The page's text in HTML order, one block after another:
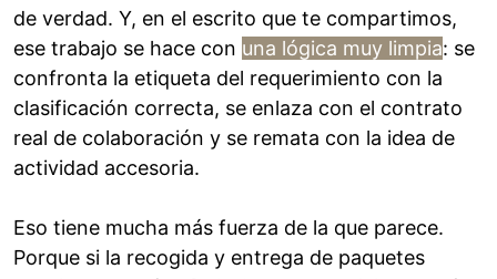
de verdad. Y, en el escrito que te compartimos,
ese trabajo se hace con una lógica muy limpia: se
confronta la etiqueta del requerimiento con la
clasificación correcta, se enlaza con el contrato
real de colaboración y se remata con la idea de
actividad accesoria.
Eso tiene mucha más fuerza de la que parece.
Porque si la recogida y entrega de paquetes